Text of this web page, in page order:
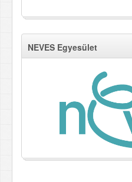
NEVES Egyesület